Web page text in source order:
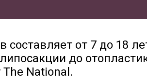
составляет от 7 до 18
до
National.